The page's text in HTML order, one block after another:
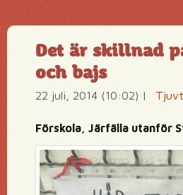
innehåll
Det är skillnad
och bajs
22 juli, 2014 (10:02) |
Förskola, Järfälla utanför